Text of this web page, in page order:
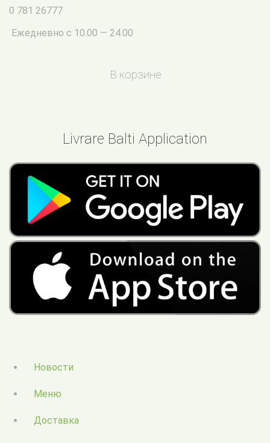
0 781 26777
Ежедневно с 10.00 — 24.00
В корзине
Livrare Balti Application
Новости
Меню
Доставка